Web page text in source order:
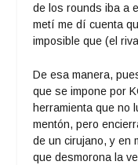
de los rounds iba a
metí me dí cuenta
imposible que (el
De esa manera,
que se impone por
herramienta que no
mentón, pero
de un cirujano, y en
que desmorona la